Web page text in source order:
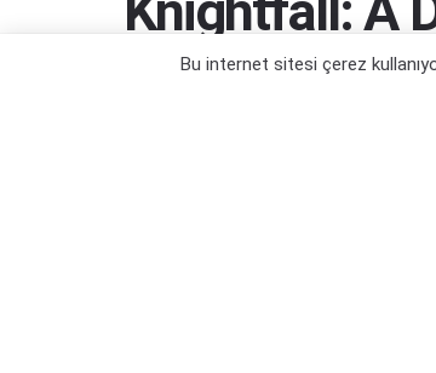
Ücretsiz Oldu
Bu internet sitesi çerez